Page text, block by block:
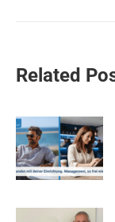
Related